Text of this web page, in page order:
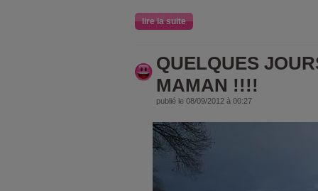
lire la suite
QUELQUES
MAMAN !!!!
publié le 08/09/2012 à 00:27